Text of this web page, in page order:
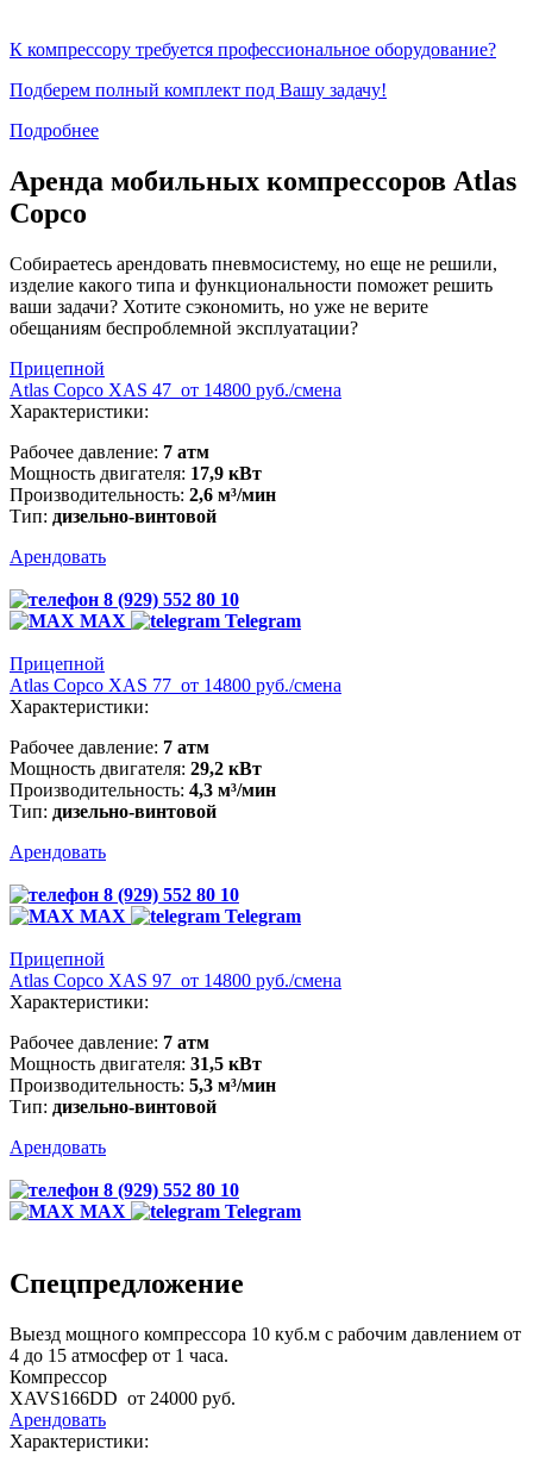
К компрессору требуется профессиональное оборудование?
Подберем полный комплект под Вашу задачу!
Подробнее
Аренда мобильных компрессоров Atlas
Copco
Собираетесь арендовать пневмосистему, но еще не решили,
изделие какого типа и функциональности поможет решить
ваши задачи? Хотите сэкономить, но уже не верите
обещаниям беспроблемной эксплуатации?
Прицепной
Atlas Copco XAS 47 от 14800 руб./смена
Характеристики:
Рабочее давление: 7 атм
Мощность двигателя: 17,9 кВт
Производительность: 2,6 м³/мин
Тип: дизельно-винтовой
Арендовать
8 (929) 552 80 10
MAX
Telegram
Прицепной
Atlas Copco XAS 77 от 14800 руб./смена
Характеристики:
Рабочее давление: 7 атм
Мощность двигателя: 29,2 кВт
Производительность: 4,3 м³/мин
Тип: дизельно-винтовой
Арендовать
8 (929) 552 80 10
MAX
Telegram
Прицепной
Atlas Copco XAS 97 от 14800 руб./смена
Характеристики:
Рабочее давление: 7 атм
Мощность двигателя: 31,5 кВт
Производительность: 5,3 м³/мин
Тип: дизельно-винтовой
Арендовать
8 (929) 552 80 10
MAX
Telegram
Спецпредложение
Выезд мощного компрессора 10 куб.м с рабочим давлением от
4 до 15 атмосфер от 1 часа.
Компрессор
XAVS166DD от 24000 руб.
Арендовать
Характеристики: